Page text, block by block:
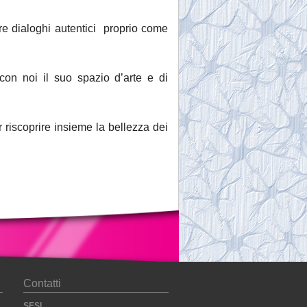
dialoghi autentici proprio come
noi il suo spazio d’arte e di
insieme la bellezza dei
Contatti